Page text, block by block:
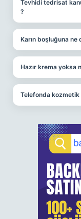
Tevhidi tedrisat
?
Karın boşluğuna ne
Hazır krema yoksa
Telefonda kozmetik